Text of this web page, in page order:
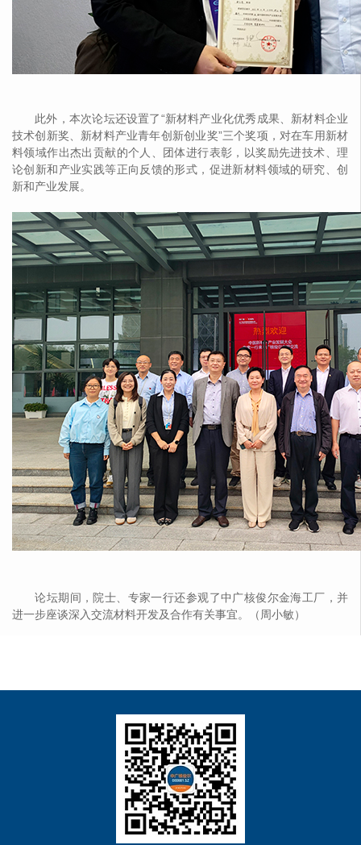
此外，本次论坛还设置了“新材料产业化优秀成果、新材料企业
技术创新奖、新材料产业青年创新创业奖”三个奖项，对在车用新材
料领域作出杰出贡献的个人、团体进行表彰，以奖励先进技术、理
论创新和产业实践等正向反馈的形式，促进新材料领域的研究、创
新和产业发展。
论坛期间，院士、专家一行还参观了中广核俊尔金海工厂，并
进一步座谈深入交流材料开发及合作有关事宜。（周小敏）